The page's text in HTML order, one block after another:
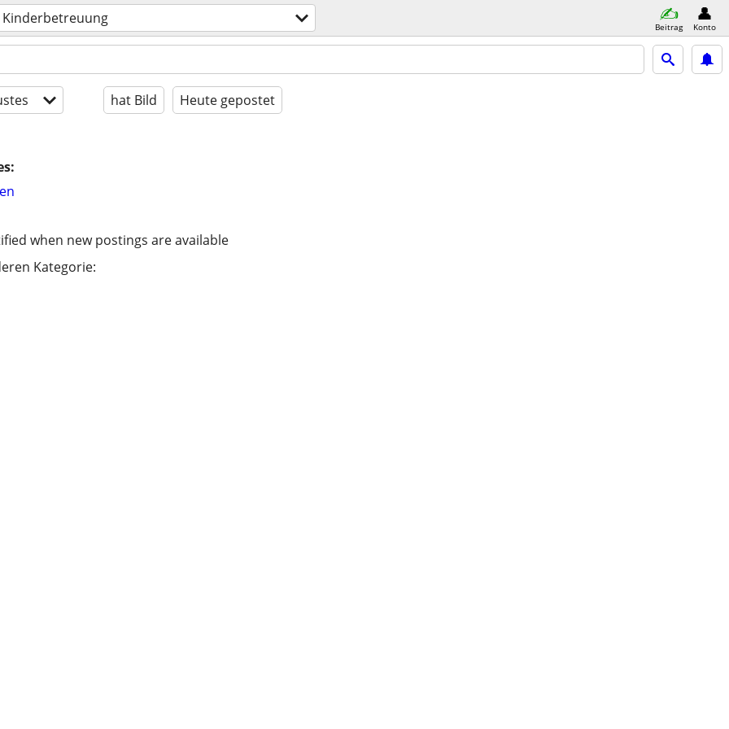
Kinderbetreuung Beitrag Konto
hat Bild Heute gepostet
when new postings are available
Kategorie: